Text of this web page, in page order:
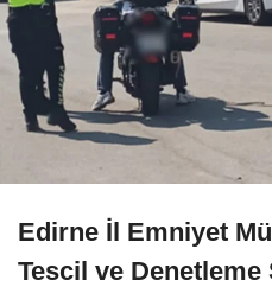
Edirne İl Emniyet
Tescil ve